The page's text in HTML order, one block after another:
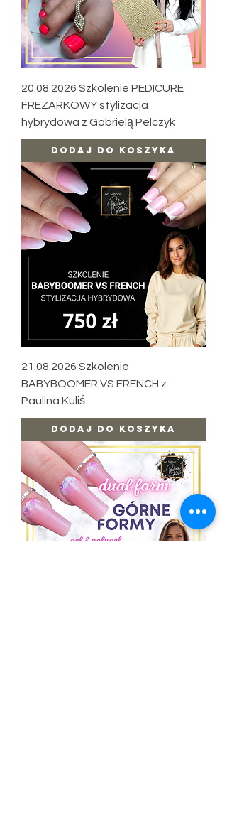
20.08.2026 Szkolenie PEDICURE
FREZARKOWY stylizacja
hybrydowa z Gabrielą Pelczyk
Dodaj do koszyka
21.08.2026 Szkolenie
BABYBOOMER VS FRENCH z
Paulina Kuliś
Dodaj do koszyka